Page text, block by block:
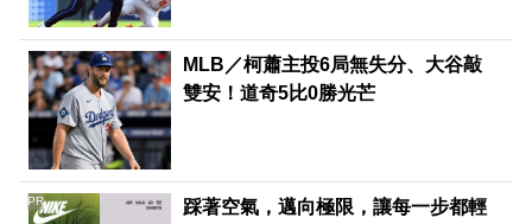
MLB／柯蕭主投6局無失分、大谷敲
雙安！道奇5比0勝光芒
踩著空氣，邁向極限，讓每一步都輕
PR